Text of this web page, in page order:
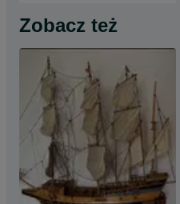
Zobacz też